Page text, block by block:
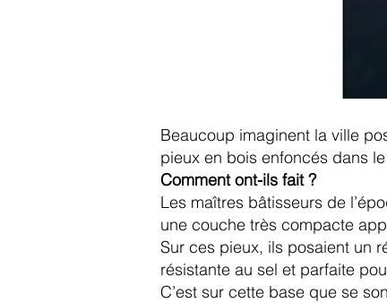
Beaucoup imaginent la ville
pieux en bois enfoncés dans
Comment ont-ils fait ?
Les maîtres bâtisseurs de
une couche très compacte
Sur ces pieux, ils posaient un
résistante au sel et parfaite
C’est sur cette base que se